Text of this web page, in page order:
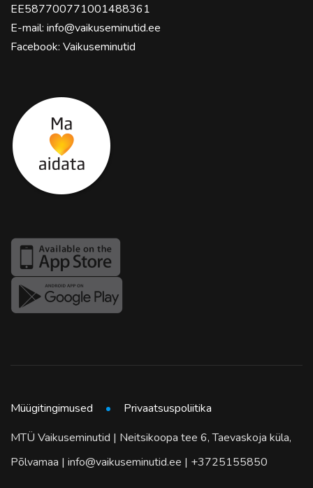
EE587700771001488361
E-mail: info@vaikuseminutid.ee
Facebook: Vaikuseminutid
MTÜ Vaikuseminutid | Neitsikoopa tee 6, Taevaskoja küla,
Põlvamaa | info@vaikuseminutid.ee | +3725155850
Müügitingimused Privaatsuspoliitika